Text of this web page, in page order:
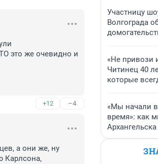
это же очевидно и
+12 –4
а они же, ну
Карлсона,
Участницу
Волгограда
«Не привози
Читинец 40
которые
«Мы начали
время»: как